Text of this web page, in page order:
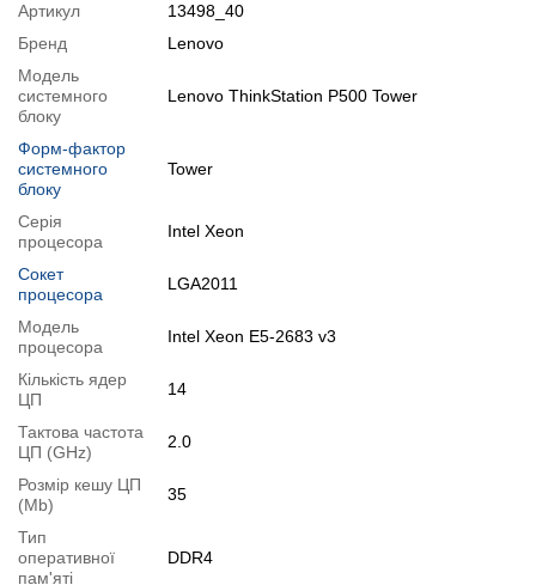
Графіка:
дискретна nVidia Quadro M2000, 4 GB GDDR5, 128-
bit
Порти:
Audio, 1x LAN (RJ-45)
Оптичний привід:
Стан: б/в (клас А: хороший стан; без дефектів; можуть бути
сліди звичайного використання)
Операційна система:
Особливості
Модифікації
Можлива модифікація:
2.Збільшення розміру HDD
Ви можете розширити строк гарантії на
Можлива також комплектація
Для цього додайте в корзину відповідну позицію з розділу
Артикул
13498_40
Бренд
Lenovo
Модель
системного
блоку
Lenovo ThinkStation P500 Tower
Форм-фактор
системного
блоку
Tower
Серія
процесора
Intel Xeon
Сокет
процесора
LGA2011
Модель
процесора
Intel Xeon E5-2683 v3
Кількість ядер
ЦП
14
Тактова частота
ЦП (GHz)
2.0
Розмір кешу ЦП
(Mb)
35
Тип
оперативної
пам'яті
DDR4